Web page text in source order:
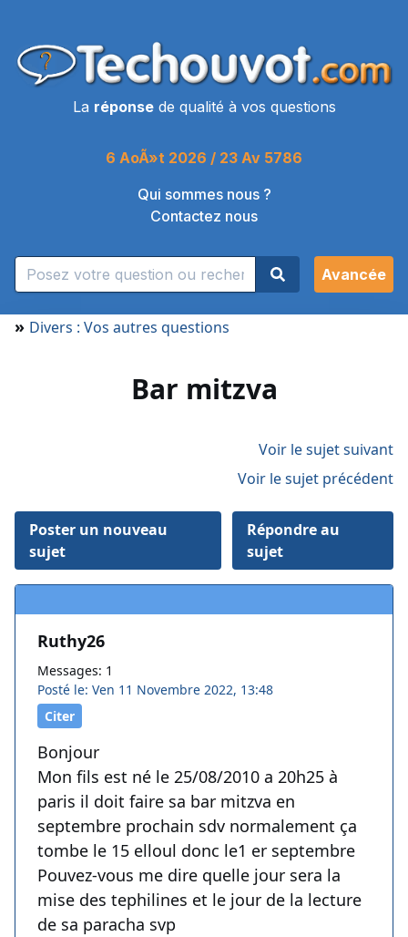
La réponsede qualité à vos questions
6 AoÃ»t 2026 / 23 Av 5786
Qui sommes nous ?
Contactez nous
Avancée
» Divers : Vos autres questions
Bar mitzva
Voir le sujet suivant
Voir le sujet précédent
Poster un nouveau
sujet
Répondre au
sujet
Ruthy26
Messages: 1
Posté le: Ven 11 Novembre 2022, 13:48
Citer
Bonjour
Mon fils est né le 25/08/2010 a 20h25 à
paris il doit faire sa bar mitzva en
septembre prochain sdv normalement ça
tombe le 15 elloul donc le1 er septembre
Pouvez-vous me dire quelle jour sera la
mise des tephilines et le jour de la lecture
de sa paracha svp